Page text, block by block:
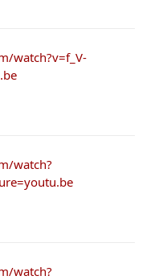
watch?v=f_V-
watch?
watch?